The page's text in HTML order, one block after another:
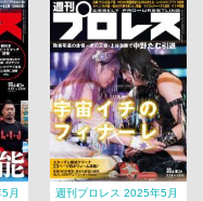
月
週刊プロレス 2025年5月